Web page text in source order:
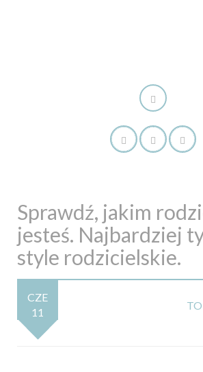
Sprawdź, jakim
jesteś. Najbardziej
style rodzicielskie.
CZE
11